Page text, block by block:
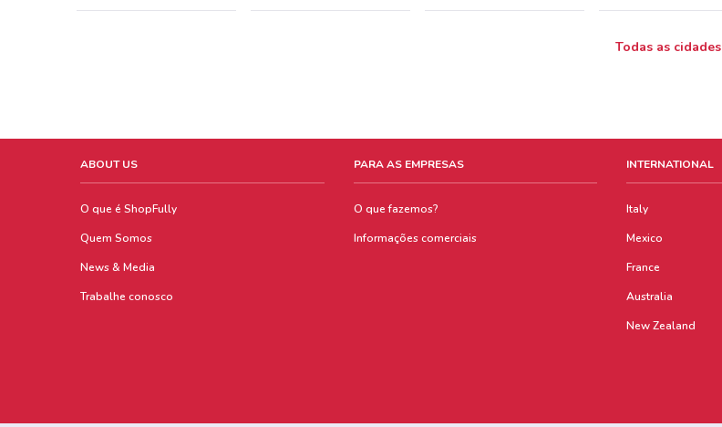
Todas as cidades
ABOUT US
O que é ShopFully
Quem Somos
News & Media
Trabalhe conosco
PARA AS EMPRESAS
O que fazemos?
Informações comerciais
INTERNATIONAL
Italy
Mexico
France
Australia
New Zealand